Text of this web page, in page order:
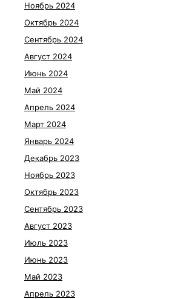
Ноябрь 2024
Октябрь 2024
Сентябрь 2024
Август 2024
Июнь 2024
Май 2024
Апрель 2024
Март 2024
Январь 2024
Декабрь 2023
Ноябрь 2023
Октябрь 2023
Сентябрь 2023
Август 2023
Июль 2023
Июнь 2023
Май 2023
Апрель 2023